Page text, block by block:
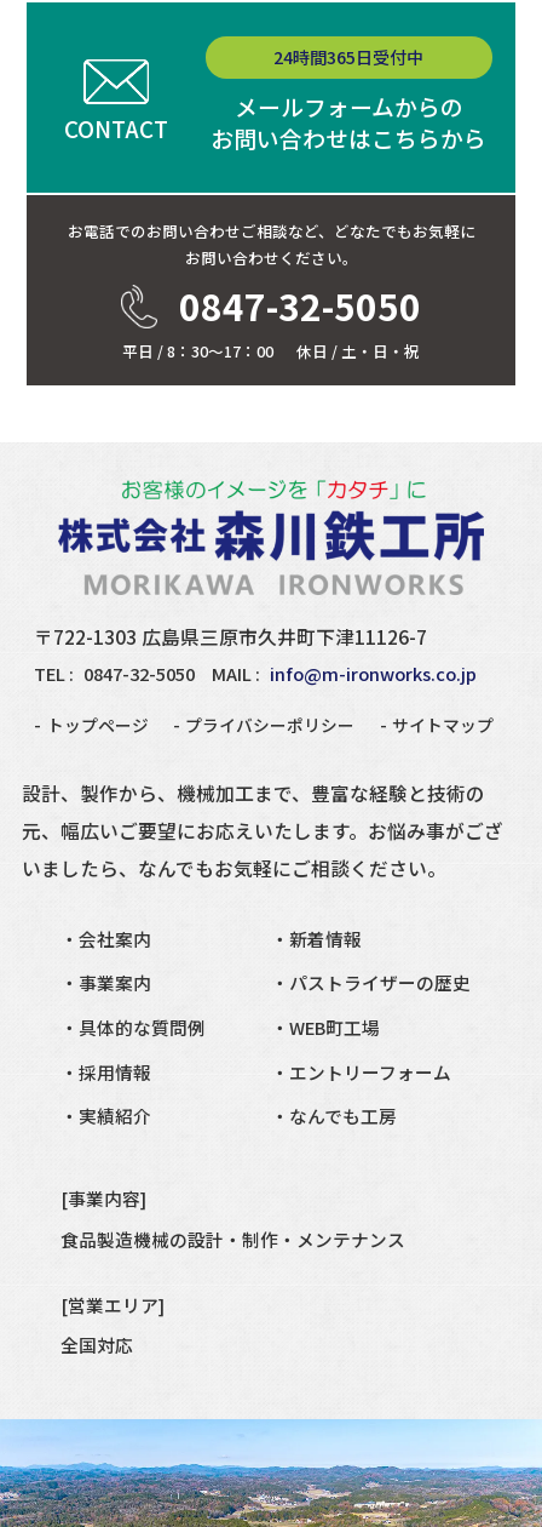
CONTACT
24時間365日受付中
メールフォームからの
お問い合わせはこちらから
お電話でのお問い合わせご相談など、 どなたでもお気軽に
お問い合わせください。
0847-32-5050
平日 / 8：30～17：00 休日 / 土・日・祝
〒722-1303 広島県三原市久井町下津11126-7
TEL : 0847-32-5050 MAIL : info@m-ironworks.co.jp
トップページ プライバシーポリシー サイトマップ
設計、製作から、機械加工まで、豊富な経験と技術の
元、 幅広いご要望にお応えいたします。 お悩み事がござ
いましたら、 なんでもお気軽にご相談ください。
会社案内
新着情報
事業案内
パストライザーの歴史
具体的な質問例
WEB町工場
採用情報
エントリーフォーム
実績紹介
なんでも工房
[事業内容]
食品製造機械の設計・制作・メンテナンス
[営業エリア]
全国対応